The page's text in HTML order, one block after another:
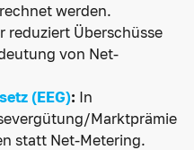
werden.
reduziert Überschüsse
von Net-
(EEG): In
Marktprämie
statt Net-Metering.